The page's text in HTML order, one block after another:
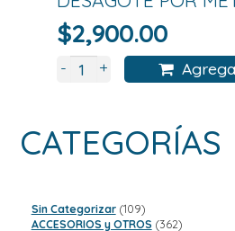
$2,900.00
- +
CATEGORÍAS
Sin Categorizar 109109
productos
ACCESORIOS y OTROS 362362